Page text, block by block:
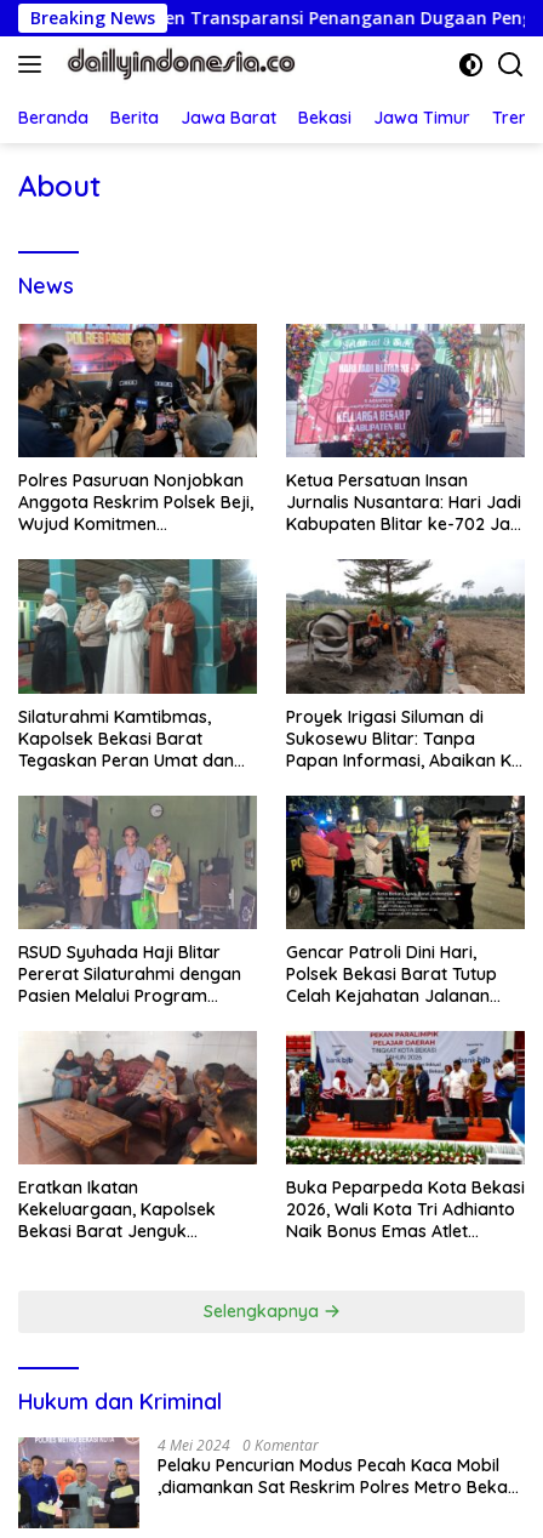
Langsung
ke
konten
Breaking News
Komitmen Transparansi Penanganan Dugaan
Beranda Berita Jawa Barat Bekasi Jawa Timur
About
News
Polres Pasuruan Nonjobkan
Anggota Reskrim Polsek Beji,
Wujud Komitmen
Dugaan Penganiayaan
Ketua Persatuan Insan
Jurnalis Nusantara: Hari Jadi
Kabupaten Blitar ke-702 Jadi
Pembangunan
Silaturahmi Kamtibmas,
Kapolsek Bekasi Barat
Tegaskan Peran Umat dan
Kondusivitas Wilayah
Proyek Irigasi Siluman di
Sukosewu Blitar: Tanpa
Papan Informasi, Abaikan K3,
Tanggung Jawab
RSUD Syuhada Haji Blitar
Pererat Silaturahmi dengan
Pasien Melalui Program
Gencar Patroli Dini Hari,
Polsek Bekasi Barat Tutup
Celah Kejahatan Jalanan
Eratkan Ikatan
Kekeluargaan, Kapolsek
Bekasi Barat Jenguk
Buka Peparpeda Kota Bekasi
2026, Wali Kota Tri Adhianto
Naik Bonus Emas Atlet
Selengkapnya
Hukum dan Kriminal
4 Mei 2024 0 Komentar
Pelaku Pencurian Modus Pecah Kaca Mobil
,diamankan Sat Reskrim Polres Metro Bekasi